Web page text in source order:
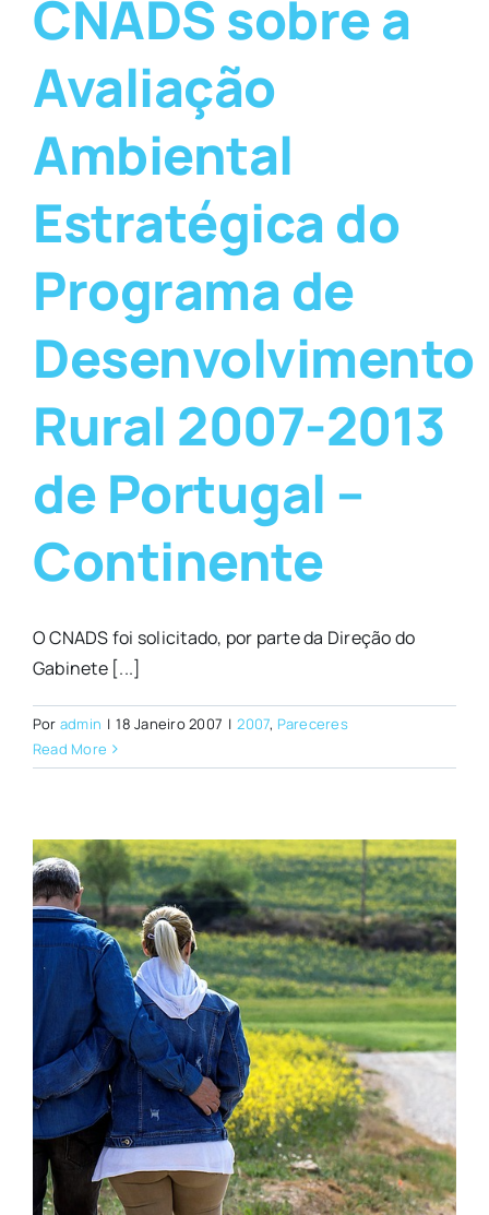
CNADS sobre a
Avaliação
Ambiental
Estratégica do
Programa de
Desenvolvimento
Rural 2007-2013
de Portugal –
Continente
O CNADS foi solicitado, por parte da Direção do
Gabinete [...]
Por admin | 18 Janeiro 2007 | 2007, Pareceres
Read More